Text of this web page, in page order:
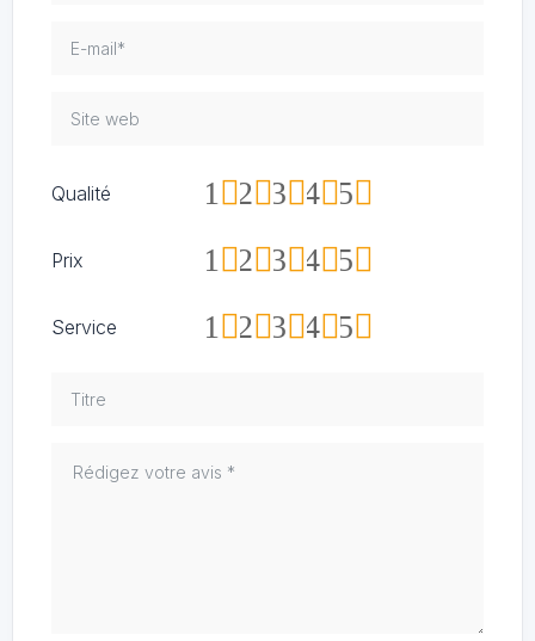
Qualité 5
4
3
2
1
Prix 5
4
3
2
1
Service 5
4
3
2
1